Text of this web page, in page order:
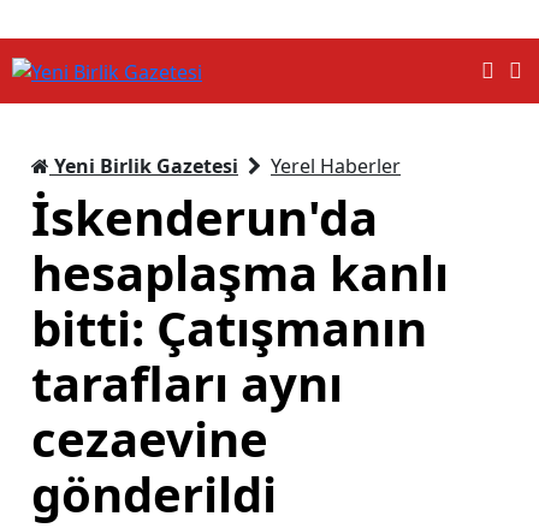
Yeni Birlik Gazetesi Yerel Haberler
İskenderun'da
hesaplaşma kanlı
bitti: Çatışmanın
tarafları aynı
cezaevine
gönderildi